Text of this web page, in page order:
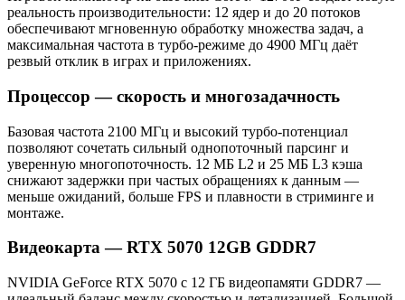
реальность производительности: 12 ядер и до 20 потоков
обеспечивают мгновенную обработку множества задач, а
максимальная частота в турбо‑режиме до 4900 МГц даёт
резвый отклик в играх и приложениях.
Процессор — скорость и многозадачность
Базовая частота 2100 МГц и высокий турбо‑потенциал
позволяют сочетать сильный однопоточный парсинг и
уверенную многопоточность. 12 МБ L2 и 25 МБ L3 кэша
снижают задержки при частых обращениях к данным —
меньше ожиданий, больше FPS и плавности в стриминге и
монтаже.
Видеокарта — RTX 5070 12GB GDDR7
NVIDIA GeForce RTX 5070 с 12 ГБ видеопамяти GDDR7 —